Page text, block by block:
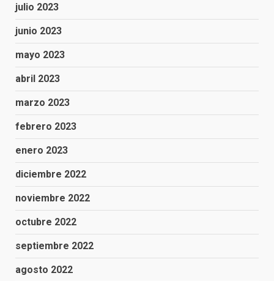
julio 2023
junio 2023
mayo 2023
abril 2023
marzo 2023
febrero 2023
enero 2023
diciembre 2022
noviembre 2022
octubre 2022
septiembre 2022
agosto 2022